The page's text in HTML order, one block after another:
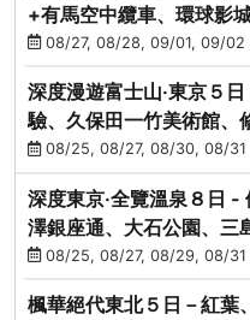
+有馬空中纜車、環球影
08/27, 08/28, 09/01, 09/02
深度漫遊富士山‧東京５
驗、久保田一竹美術館、
SAPHIR踴子號
08/25, 08/27, 08/30, 08/31
深度東京‧全覽溫泉８日
澤銀座通、大石公園、三
海鮮食べ放題
08/25, 08/27, 08/29, 08/31
楓華絕代東北５日－紅葉